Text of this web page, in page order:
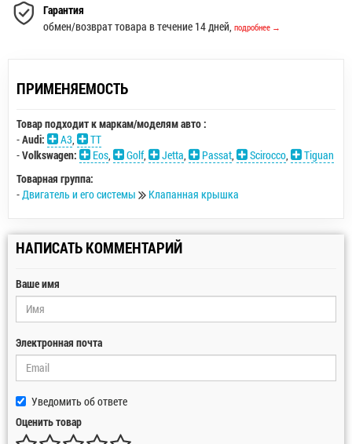
Гарантия
обмен/возврат товара в течение 14 дней, подробнее →
ПРИМЕНЯЕМОСТЬ
Товар подходит к маркам/моделям авто :
-Audi: A3
TT
-Volkswagen: Eos Golf, Jetta Passat Scirocco
Tiguan
Товарная группа:
- Двигатель и его системы Клапанная крышка
НАПИСАТЬ КОММЕНТАРИЙ
Ваше имя
Электронная почта
Уведомить об ответе
Оценить товар